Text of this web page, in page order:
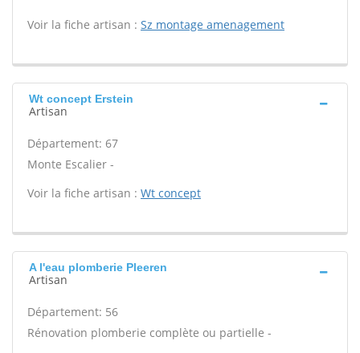
Voir la fiche artisan : Sz montage amenagement
Wt concept Erstein
Artisan
Département: 67
Monte Escalier -
Voir la fiche artisan : Wt concept
A l'eau plomberie Pleeren
Artisan
Département: 56
Rénovation plomberie complète ou partielle -